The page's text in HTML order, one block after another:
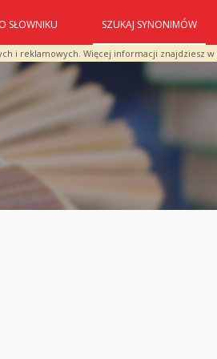
i reklamowych. Więcej informacji znajdziesz w
O SŁOWNIKU SZUKAJ SYNONIMÓW